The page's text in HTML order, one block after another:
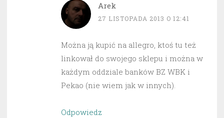
Arek
27 LISTOPADA 2013 O 12:41
Można ją kupić na allegro, ktoś tu też
linkował do swojego sklepu i można w
każdym oddziale banków BZ WBK i
Pekao (nie wiem jak w innych).
Odpowiedz